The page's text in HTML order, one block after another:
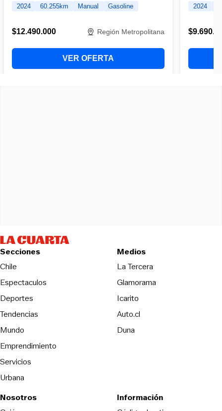
Secciones
Chile
Espectaculos
Deportes
Tendencias
Mundo
Emprendimiento
Servicios
Urbana
Medios
La TerceraOpens in new
Glamorama
Icarito
Auto.cl
DunaOpens in new window
Nosotros
Información